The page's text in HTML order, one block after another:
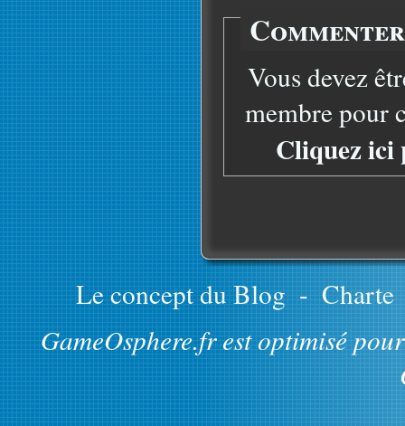
Vous devez
membre pour
Cliquez ici
Le concept du Blog - Charte
GameOsphere.fr est optimisé